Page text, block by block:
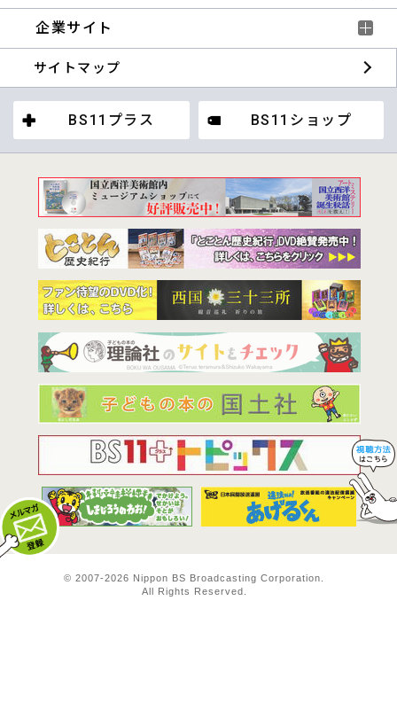
企業サイト
サイトマップ
BS11プラス BS11ショップ
© 2007-2026 Nippon BS Broadcasting Corporation.
All Rights Reserved.